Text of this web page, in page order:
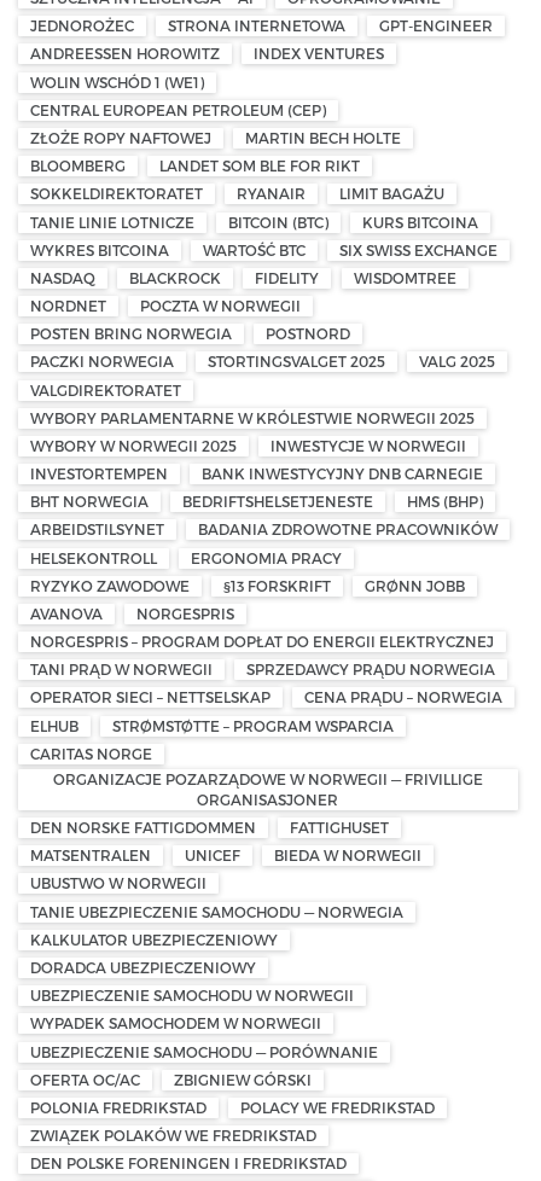
JEDNOROŻEC
STRONA INTERNETOWA
GPT-ENGINEER
ANDREESSEN HOROWITZ
INDEX VENTURES
WOLIN WSCHÓD 1 (WE1)
CENTRAL EUROPEAN PETROLEUM (CEP)
ZŁOŻE ROPY NAFTOWEJ
MARTIN BECH HOLTE
BLOOMBERG
LANDET SOM BLE FOR RIKT
SOKKELDIREKTORATET
RYANAIR
LIMIT BAGAŻU
TANIE LINIE LOTNICZE
BITCOIN (BTC)
KURS BITCOINA
WYKRES BITCOINA
WARTOŚĆ BTC
SIX SWISS EXCHANGE
NASDAQ
BLACKROCK FIDELITY
WISDOMTREE
NORDNET
POCZTA W NORWEGII
POSTEN BRING NORWEGIA
POSTNORD
PACZKI NORWEGIA
STORTINGSVALGET 2025
VALG 2025
VALGDIREKTORATET
WYBORY PARLAMENTARNE W KRÓLESTWIE NORWEGII 2025
WYBORY W NORWEGII 2025
INWESTYCJE W NORWEGII
INVESTORTEMPEN
BANK INWESTYCYJNY DNB CARNEGIE
BHT NORWEGIA
BEDRIFTSHELSETJENESTE
HMS (BHP)
ARBEIDSTILSYNET
BADANIA ZDROWOTNE PRACOWNIKÓW
HELSEKONTROLL
ERGONOMIA PRACY
RYZYKO ZAWODOWE
§13 FORSKRIFT
GRØNN JOBB
AVANOVA
NORGESPRIS
NORGESPRIS – PROGRAM DOPŁAT DO ENERGII ELEKTRYCZNEJ
TANI PRĄD W NORWEGII
SPRZEDAWCY PRĄDU NORWEGIA
OPERATOR SIECI – NETTSELSKAP
CENA PRĄDU – NORWEGIA
ELHUB
STRØMSTØTTE – PROGRAM WSPARCIA
CARITAS NORGE
ORGANIZACJE POZARZĄDOWE W NORWEGII — FRIVILLIGE
ORGANISASJONER
DEN NORSKE FATTIGDOMMEN
FATTIGHUSET
MATSENTRALEN
UNICEF
BIEDA W NORWEGII
UBUSTWO W NORWEGII
TANIE UBEZPIECZENIE SAMOCHODU — NORWEGIA
KALKULATOR UBEZPIECZENIOWY
DORADCA UBEZPIECZENIOWY
UBEZPIECZENIE SAMOCHODU W NORWEGII
WYPADEK SAMOCHODEM W NORWEGII
UBEZPIECZENIE SAMOCHODU — PORÓWNANIE
OFERTA OC/AC
ZBIGNIEW GÓRSKI
POLONIA FREDRIKSTAD
POLACY WE FREDRIKSTAD
ZWIĄZEK POLAKÓW WE FREDRIKSTAD
DEN POLSKE FORENINGEN I FREDRIKSTAD